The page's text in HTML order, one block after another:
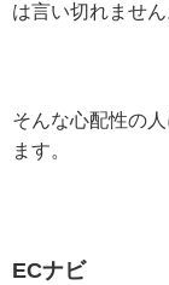
は言い切れません
そんな心配性の
ます。
ECナビ